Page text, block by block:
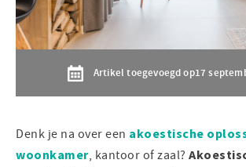
Artikel toegevoegd op17
Denk je na over een akoestische
woonkamer, kantoor of zaal?